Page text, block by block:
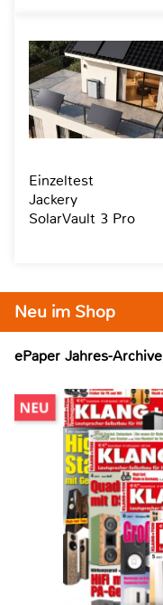
Neu im Shop
ePaper Jahres-
Einzeltest
Jackery
SolarVault 3 Pro